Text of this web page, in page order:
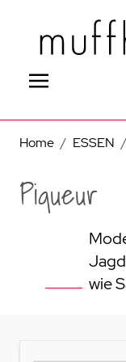
Home / ESSEN /
Piqueur
wie